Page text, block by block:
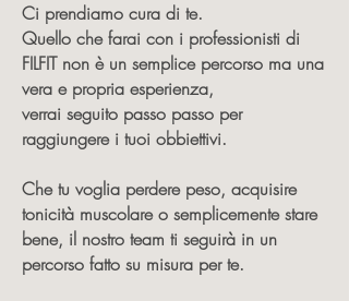
Ci prendiamo cura di te.
Quello che farai con i professionisti di
FILFIT non è un semplice percorso ma una
vera e propria esperienza,
verrai seguito passo passo per
raggiungere i tuoi obbiettivi.
Che tu voglia perdere peso, acquisire
tonicità muscolare o semplicemente stare
bene, il nostro team ti seguirà in un
percorso fatto su misura per te.